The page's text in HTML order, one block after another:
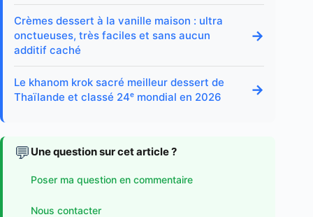
Crèmes dessert à la vanille maison : ultra
onctueuses, très faciles et sans aucun
additif caché
→
Le khanom krok sacré meilleur dessert de
Thaïlande et classé 24ᵉ mondial en 2026
→
💬 Une question sur cet article ?
Poser ma question en commentaire
Nous contacter